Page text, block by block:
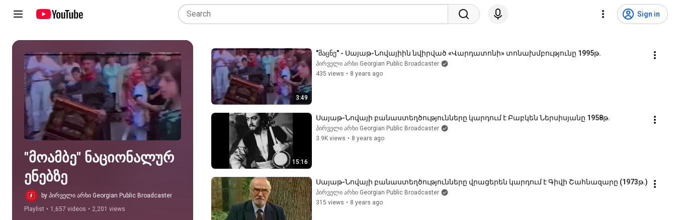
Sign in
Play all
"მოამბე" ნაციონალურ
ენებზე
by პირველი არხი Georgian Public Broadcaster
Playlist • 1,657 videos • 2,201 views
3:49
"მაცნე" - Սայաթ-Նովայիին նվիրված «Վարդատոնի» տոնախմբությունը 1995թ.
პირველი არხი Georgian Public Broadcaster
435 views • 8 years ago
15:16
Սայաթ-Նովայի բանաստեղծությունները կարդում է Բաբկեն Ներսիսյանը 1958թ.
პირველი არხი Georgian Public Broadcaster
3.9K views • 8 years ago
Սայաթ-Նովայի բանաստեղծությունները վրացերեն կարդում է Գիվի Շահնազարը (1973թ.)
პირველი არხი Georgian Public Broadcaster
315 views • 8 years ago